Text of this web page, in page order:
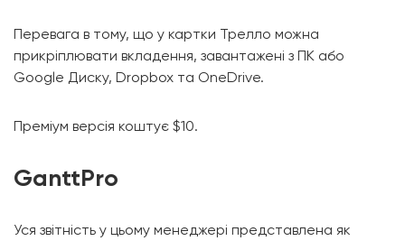
Перевага в тому, що у картки Трелло можна
прикріплювати вкладення, завантажені з ПК або
Google Диску, Dropbox та OneDrive.
Преміум версія коштує $10.
GanttPro
Уся звітність у цьому менеджері представлена як